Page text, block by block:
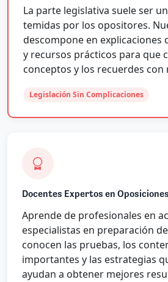
La parte legislativa suele ser
temidas por los opositores.
descompone en explicaciones
y recursos prácticos para que
conceptos y los recuerdes con
Legislación Sin Complicaciones
Docentes Expertos en
Aprende de profesionales en
especialistas en preparación
conocen las pruebas, los
importantes y las estrategias
ayudan a obtener mejores